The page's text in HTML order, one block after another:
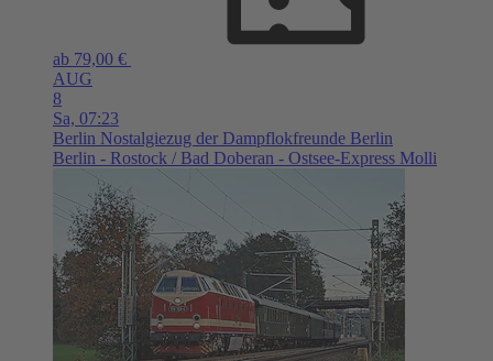
ab 79,00 €
AUG
8
Sa, 07:23
Berlin Nostalgiezug der Dampflokfreunde Berlin
Berlin - Rostock / Bad Doberan - Ostsee-Express Molli